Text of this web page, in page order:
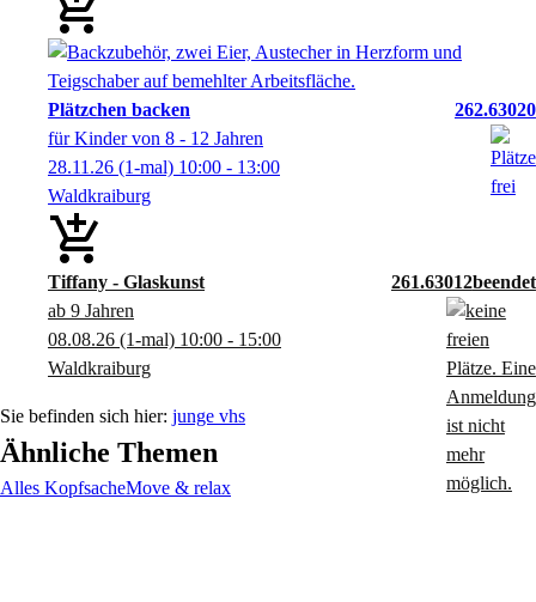
Tiffany - Glaskunst
261.63012
ab 9 Jahren
08.08.26 (1-mal) 10:00 - 15:00
Waldkraiburg
Plätzchen backen
262.63020
für Kinder von 8 - 12 Jahren
28.11.26 (1-mal) 10:00 - 13:00
Waldkraiburg
junge vhs
Ähnliche Themen
Alles KopfsacheMove & relax